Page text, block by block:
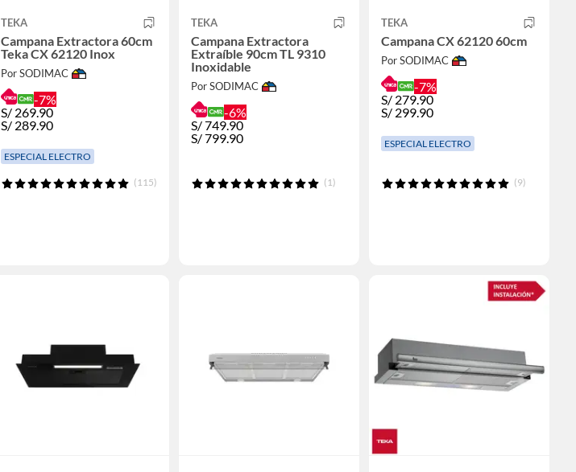
TEKA
Campana Extractora 60cm
Teka CX 62120 Inox
Por SODIMAC
-7%
S/ 269.90
S/ 289.90
ESPECIAL ELECTRO
(115)
TEKA
Campana Extractora
Extraíble 90cm TL 9310
Inoxidable
Por SODIMAC
-6%
S/749.90
S/799.90
(1)
TEKA
Campana CX 62120 60cm
Por SODIMAC
-7%
S/ 279.90
S/ 299.90
ESPECIAL ELECTRO
(9)